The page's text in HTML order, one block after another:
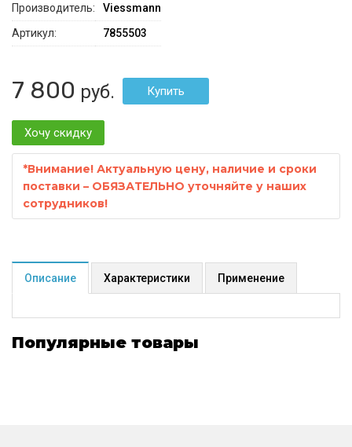
Производитель:
Viessmann
Артикул:
7855503
7 800 руб.
Хочу скидку
*Внимание! Актуальную цену, наличие и сроки
поставки – ОБЯЗАТЕЛЬНО уточняйте у наших
сотрудников!
Описание Характеристики Применение
Популярные товары